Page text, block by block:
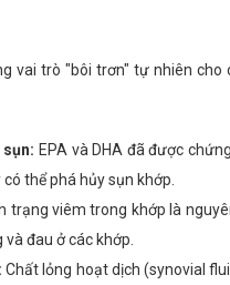
vai trò "bôi trơn" tự nhiên
EPA và DHA đã được
thể phá hủy sụn khớp.
trạng viêm trong khớp là
đau ở các khớp.
Chất lỏng hoạt dịch (synovial